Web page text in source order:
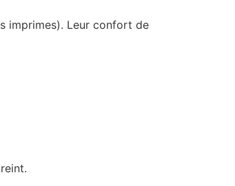
imprimes). Leur confort de